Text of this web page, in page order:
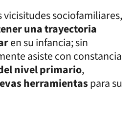
vicisitudes sociofamiliares,
una trayectoria
en su infancia; sin
asiste con constancia
nivel primario,
herramientaspara su